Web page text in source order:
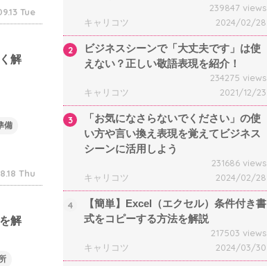
Tue
解
備
Thu
解
239847 views
キャリコツ
2024/02/28
2
ビジネスシーンで「大丈夫です」は使
えない？正しい敬語表現を紹介！
234275 views
キャリコツ
2021/12/23
3
「お気になさらないでください」の使
い方や言い換え表現を覚えてビジネス
シーンに活用しよう
231686 views
キャリコツ
2024/02/28
4
【簡単】Excel（エクセル）条件付き書
式をコピーする方法を解説
217503 views
キャリコツ
2024/03/30